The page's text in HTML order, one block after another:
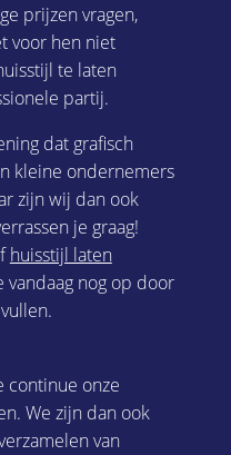
prijzen vragen,
voor hen niet
te laten
partij.
dat grafisch
kleine ondernemers
zijn wij dan ook
je graag!
huisstijl laten
nog op door
continue onze
We zijn dan ook
van